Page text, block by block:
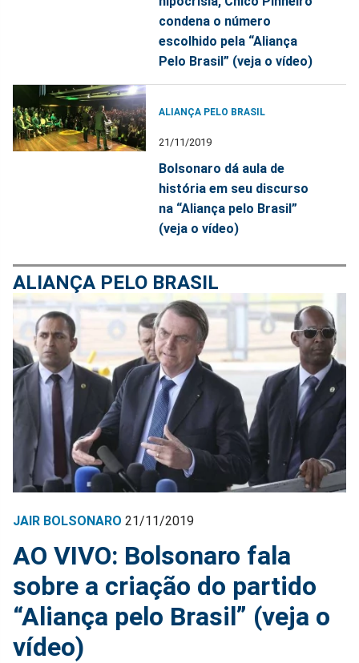
condena o número
escolhido pela “Aliança
Pelo Brasil” (veja o vídeo)
ALIANÇA PELO BRASIL
21/11/2019
Bolsonaro dá aula de
história em seu discurso
na “Aliança pelo Brasil”
(veja o vídeo)
ALIANÇA PELO BRASIL
JAIR BOLSONARO 21/11/2019
AO VIVO: Bolsonaro fala
sobre a criação do partido
“Aliança pelo Brasil” (veja o
vídeo)